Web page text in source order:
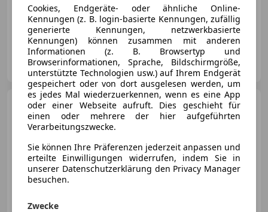
184 kW (250 PS)
M. Scheinecker GmbH
AT-4623 Gunskirchen
Volvo XC60B4 Plus Bright
Geartronic
€ 37 900
Cookies, Endgeräte- oder ähnliche Online-
Kennungen (z. B. login-basierte Kennungen, zufällig
generierte Kennungen, netzwerkbasierte
Kennungen) können zusammen mit anderen
Informationen (z. B. Browsertyp und
Browserinformationen, Sprache, Bildschirmgröße,
unterstützte Technologien usw.) auf Ihrem Endgerät
gespeichert oder von dort ausgelesen werden, um
es jedes Mal wiederzuerkennen, wenn es eine App
oder einer Webseite aufruft. Dies geschieht für
einen oder mehrere der hier aufgeführten
Verarbeitungszwecke.
Sie können Ihre Präferenzen jederzeit anpassen und
erteilte Einwilligungen widerrufen, indem Sie in
unserer Datenschutzerklärung den Privacy Manager
besuchen.
Zwecke